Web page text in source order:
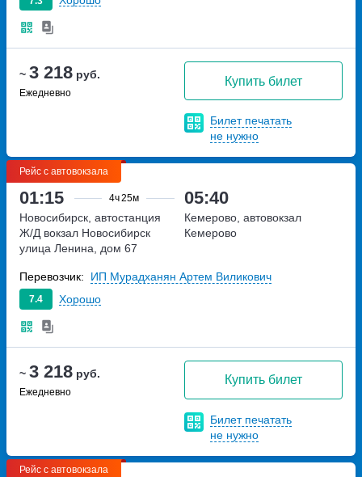
~ 3 218 руб.
Ежедневно
Купить билет
Билет печатать
не нужно
Рейс с автовокзала
01:15 4ч25м 05:40
~ 3 218 руб.
Ежедневно
Купить билет
Билет печатать
не нужно
Новосибирск, автостанция
Ж/Д вокзал Новосибирск
улица Ленина, дом 67
Кемерово, автовокзал
Кемерово
7.4 Хорошо
Перевозчик: ИП Мурадханян Артем Виликович
Рейс с автовокзала